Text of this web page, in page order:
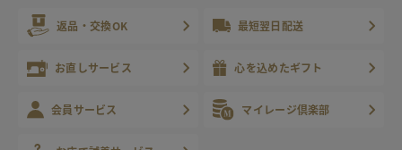
返品・交換OK 最短翌日配送
お直しサービス 心を込めたギフト
会員サービス マイレージ倶楽部